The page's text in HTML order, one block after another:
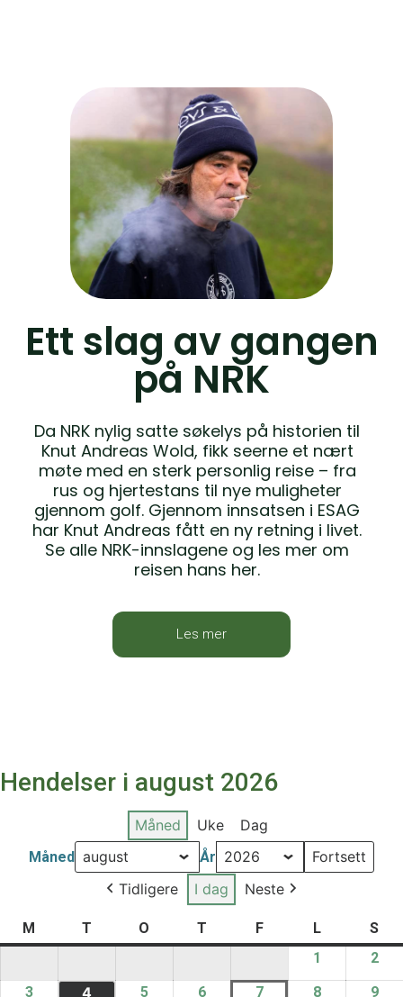
Ett slag av gangen
på NRK
Da NRK nylig satte søkelys på historien til
Knut Andreas Wold, fikk seerne et nært
møte med en sterk personlig reise – fra
rus og hjertestans til nye muligheter
gjennom golf. Gjennom innsatsen i ESAG
har Knut Andreas fått en ny retning i livet.
Se alle NRK-innslagene og les mer om
reisen hans her.
Les mer
Hendelser i august 2026
Måned Uke Dag
Måned År
Tidligere I dag Neste
M T O T F L
S
1
2
3
4 5 6 7 8 9